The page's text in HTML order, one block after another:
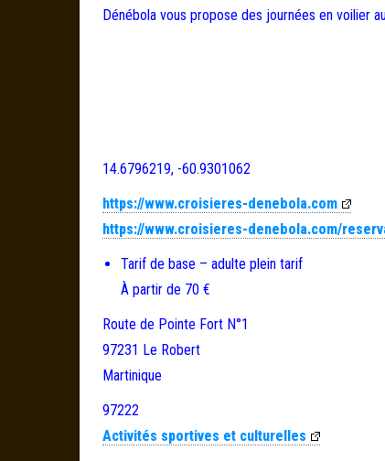
Dénébola vous propose des journées en voilier
14.6796219, -60.9301062
https://www.croisieres-denebola.com
https://www.croisieres-denebola.com/
Tarif de base – adulte plein tarif
À partir de 70 €
Route de Pointe Fort N°1
97231 Le Robert
Martinique
97222
Activités sportives et culturelles